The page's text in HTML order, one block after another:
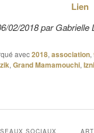
Lien
02/2018 par Gabrielle
avec2018, association,
, Grand Mamamouchi,
SOCIAUX